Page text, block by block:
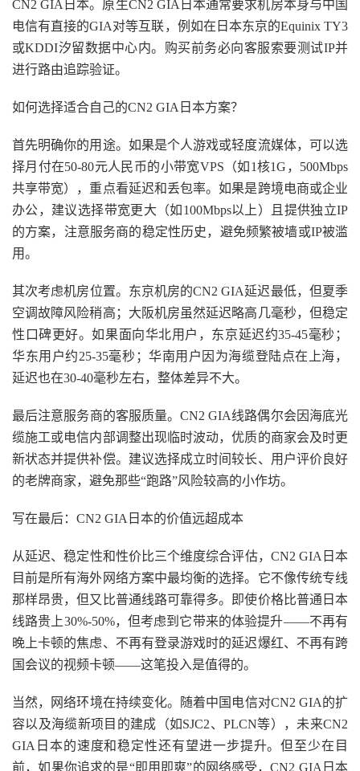
CN2 GIA日本。原生CN2 GIA日本通常要求机房本身与中国
电信有直接的GIA对等互联，例如在日本东京的Equinix TY3
或KDDI汐留数据中心内。购买前务必向客服索要测试IP并
进行路由追踪验证。
如何选择适合自己的CN2 GIA日本方案？
首先明确你的用途。如果是个人游戏或轻度流媒体，可以选
择月付在50-80元人民币的小带宽VPS（如1核1G，500Mbps
共享带宽），重点看延迟和丢包率。如果是跨境电商或企业
办公，建议选择带宽更大（如100Mbps以上）且提供独立IP
的方案，注意服务商的稳定性历史，避免频繁被墙或IP被滥
用。
其次考虑机房位置。东京机房的CN2 GIA延迟最低，但夏季
空调故障风险稍高；大阪机房虽然延迟略高几毫秒，但稳定
性口碑更好。如果面向华北用户，东京延迟约35-45毫秒；
华东用户约25-35毫秒；华南用户因为海缆登陆点在上海，
延迟也在30-40毫秒左右，整体差异不大。
最后注意服务商的客服质量。CN2 GIA线路偶尔会因海底光
缆施工或电信内部调整出现临时波动，优质的商家会及时更
新状态并提供补偿。建议选择成立时间较长、用户评价良好
的老牌商家，避免那些“跑路”风险较高的小作坊。
写在最后：CN2 GIA日本的价值远超成本
从延迟、稳定性和性价比三个维度综合评估，CN2 GIA日本
目前是所有海外网络方案中最均衡的选择。它不像传统专线
那样昂贵，但又比普通线路可靠得多。即使价格比普通日本
线路贵上30%-50%，但考虑到它带来的体验提升——不再有
晚上卡顿的焦虑、不再有登录游戏时的延迟爆红、不再有跨
国会议的视频卡顿——这笔投入是值得的。
当然，网络环境在持续变化。随着中国电信对CN2 GIA的扩
容以及海缆新项目的建成（如SJC2、PLCN等），未来CN2
GIA日本的速度和稳定性还有望进一步提升。但至少在目
前，如果你追求的是“即用即爽”的网络感受，CN2 GIA日本